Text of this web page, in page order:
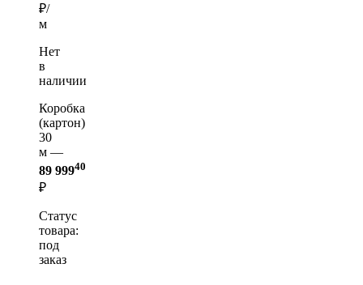
₽/
м
Нет
в
наличии
Коробка
(картон)
30
м —
89 99940
₽
Статус
товара:
под
заказ